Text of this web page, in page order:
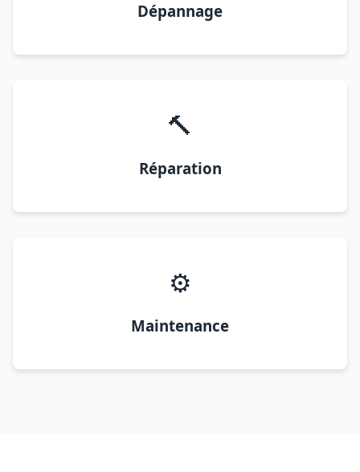
Dépannage
🔨
Réparation
⚙️
Maintenance